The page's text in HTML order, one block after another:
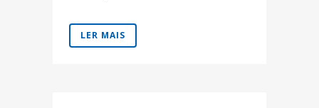
LER MAIS